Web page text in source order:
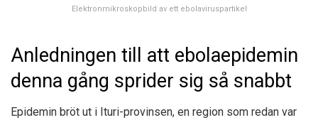
Elektronmikroskopbild av ett ebolaviruspartikel
Anledningen till att ebolaepidemin
denna gång sprider sig så snabbt
Epidemin bröt ut i Ituri-provinsen, en region som redan var